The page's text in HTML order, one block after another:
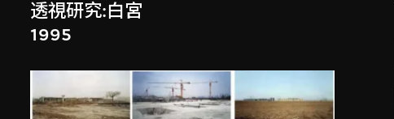
透視研究:白宮
1995